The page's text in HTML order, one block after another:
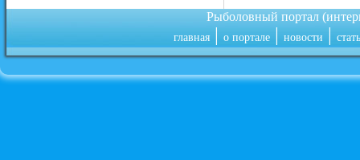
Рыболовный портал
главная|о портале|новости|